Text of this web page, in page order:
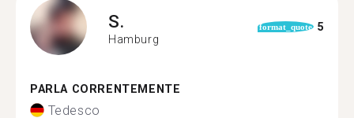
S.
Hamburg
format_quote 5
PARLA CORRENTEMENTE
Tedesco